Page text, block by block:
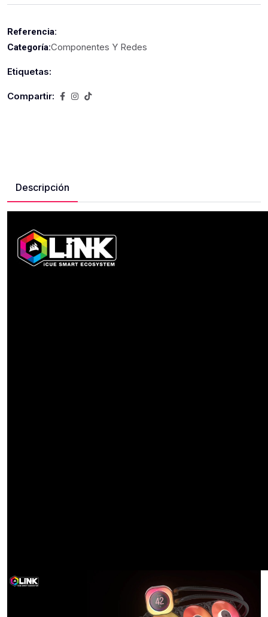
Referencia:
Categoría:Componentes Y Redes
Etiquetas:
Compartir:
Descripción